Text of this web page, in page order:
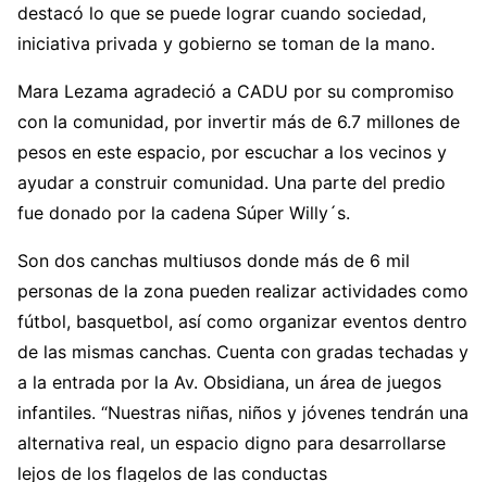
destacó lo que se puede lograr cuando sociedad,
iniciativa privada y gobierno se toman de la mano.
Mara Lezama agradeció a CADU por su compromiso
con la comunidad, por invertir más de 6.7 millones de
pesos en este espacio, por escuchar a los vecinos y
ayudar a construir comunidad. Una parte del predio
fue donado por la cadena Súper Willy´s.
Son dos canchas multiusos donde más de 6 mil
personas de la zona pueden realizar actividades como
fútbol, basquetbol, así como organizar eventos dentro
de las mismas canchas. Cuenta con gradas techadas y
a la entrada por la Av. Obsidiana, un área de juegos
infantiles. “Nuestras niñas, niños y jóvenes tendrán una
alternativa real, un espacio digno para desarrollarse
lejos de los flagelos de las conductas